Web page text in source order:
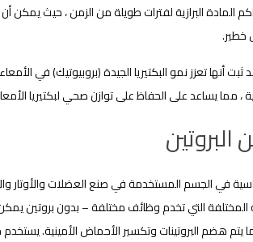
المادة البرازية لفترات طويلة من الزمن ، حيث
خطير.
ثبت أنها تعزز نمو البكتيريا الجيدة (بروبيوتيك) في
، مما يساعد على الحفاظ على توازن صحي لبكتيريا
في الجسم المستخدمة في صنع العضلات والأوتار
المختلفة التي تخدم وظائف مختلفة – بدون بروتين
يتم هضم البروتينات وتكسير الأحماض الأمينية.